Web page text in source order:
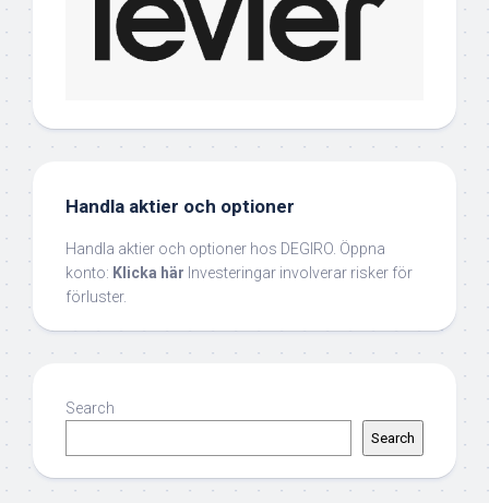
Handla aktier och optioner
Handla aktier och optioner hos DEGIRO. Öppna
konto: Klicka här Investeringar involverar risker för
förluster.
Search
Search